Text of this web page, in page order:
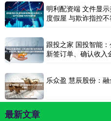
明利配资端 文件显
度假屋 与欺诈指控
跟投之家 国投智能
新签订单、确认收入
乐众盈 慧辰股份：
最新文章